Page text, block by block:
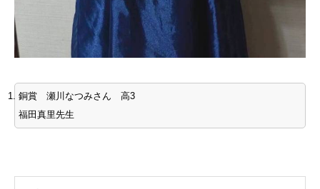
銅賞 瀬川なつみさん 高3
福田真里先生